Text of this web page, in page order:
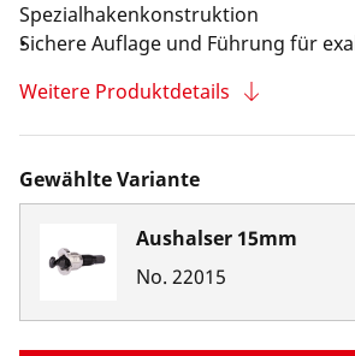
Spezialhakenkonstruktion
Sichere Auflage und Führung für
Weitere Produktdetails
Gewählte Variante
Aushalser 15mm
No. 22015